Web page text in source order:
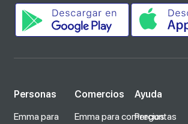
Personas
Emma para
Comercios
Emma para comercios
Ayuda
Preguntas